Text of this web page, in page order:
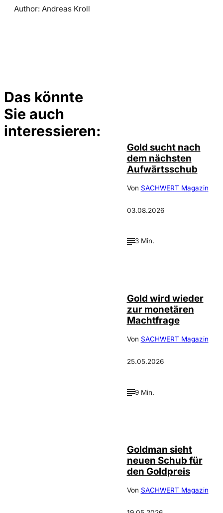
Author: Andreas Kroll
Das könnte
Sie auch
interessieren:
Gold sucht nach
dem nächsten
Aufwärtsschub
Von SACHWERT Magazin
03.08.2026
3 Min.
Gold wird wieder
zur monetären
Machtfrage
Von SACHWERT Magazin
25.05.2026
9 Min.
Goldman sieht
neuen Schub für
den Goldpreis
Von SACHWERT Magazin